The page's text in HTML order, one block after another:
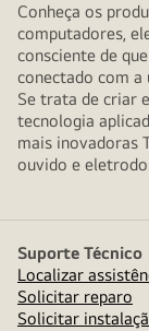
Conheça os
computadores,
consciente de
conectado com
Se trata de criar
tecnologia
mais inovadoras
ouvido e
Suporte Técnico
Localizar
Solicitar reparo
Solicitar